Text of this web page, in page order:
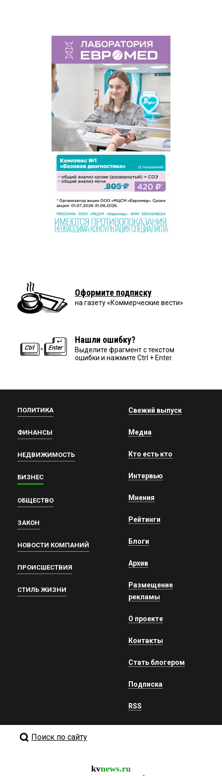
Оформите подписку
на газету «Коммерческие вести»
Нашли ошибку?
Выделите фрагмент с текстом
ошибки и нажмите Ctrl + Enter.
ПОЛИТИКА
ФИНАНСЫ
НЕДВИЖИМОСТЬ
БИЗНЕС
ОБЩЕСТВО
ЗАКОН
НОВОСТИ КОМПАНИЙ
ПРОИСШЕСТВИЯ
СТИЛЬ ЖИЗНИ
Свежий выпуск
Медиа
Кто есть кто
Интервью
Мнения
Рейтинги
Блоги
Архив
Размещение
рекламы
О проекте
Контакты
Стать блогером
Подписка
RSS
Поиск по сайту
kvnews.ru